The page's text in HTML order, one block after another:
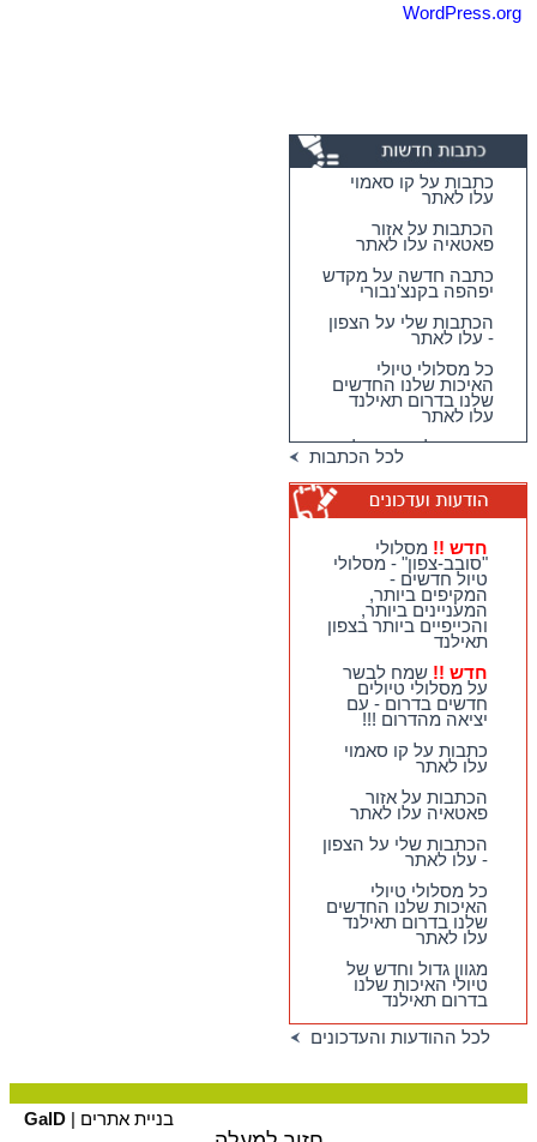
WordPress.org
כתבות על קו סאמוי
עלו לאתר
הכתבות על אזור
פאטאיה עלו לאתר
כתבה חדשה על מקדש
יפהפה בקנצ'נבורי
הכתבות שלי על הצפון
- עלו לאתר
כל מסלולי טיולי
האיכות שלנו החדשים
שלנו בדרום תאילנד
עלו לאתר
מגוון גדול וחדש של
טיולי האיכות שלנו
טיולי יום מהואה הין -
מבחר גדול של
מסלולים כייפיים
וחווייתיים לנופשים
בהואה הין !!
חדש !!מסלולי
"סובב-צפון" - מסלולי
טיול חדשים - המקיפים
ביותר, המעניינים
ביותר, והכייפיים ביותר
בצפון תאילנד
חדש !! שמח לבשר על
מסלולי טיולים חדשים
בדרום - עם יציאה
מהדרום !!!
לכל הכתבות
חדש !! מסלולי
"סובב-צפון" - מסלולי
טיול חדשים -
המקיפים ביותר,
המעניינים ביותר,
והכייפיים ביותר בצפון
תאילנד
חדש !! שמח לבשר
על מסלולי טיולים
חדשים בדרום - עם
יציאה מהדרום !!!
כתבות על קו סאמוי
עלו לאתר
הכתבות על אזור
פאטאיה עלו לאתר
הכתבות שלי על הצפון
- עלו לאתר
כל מסלולי טיולי
האיכות שלנו החדשים
שלנו בדרום תאילנד
עלו לאתר
מגוון גדול וחדש של
טיולי האיכות שלנו
בדרום תאילנד
לכל ההודעות והעדכונים
בניית אתרים | GalD